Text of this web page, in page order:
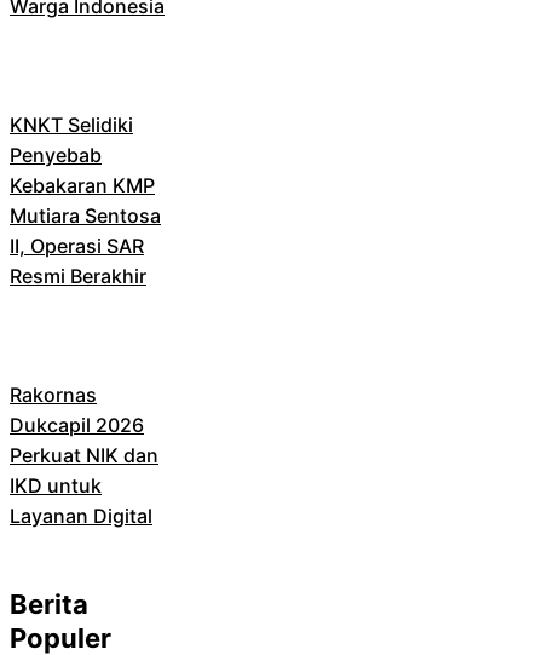
Warga Indonesia
KNKT Selidiki
Penyebab
Kebakaran KMP
Mutiara Sentosa
II, Operasi SAR
Resmi Berakhir
Rakornas
Dukcapil 2026
Perkuat NIK dan
IKD untuk
Layanan Digital
Berita
Populer